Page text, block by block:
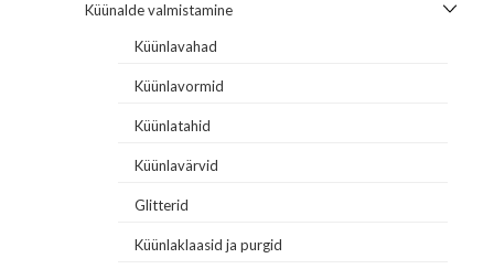
Küünalde valmistamine
Küünlavahad
Küünlavormid
Küünlatahid
Küünlavärvid
Glitterid
Küünlaklaasid ja purgid